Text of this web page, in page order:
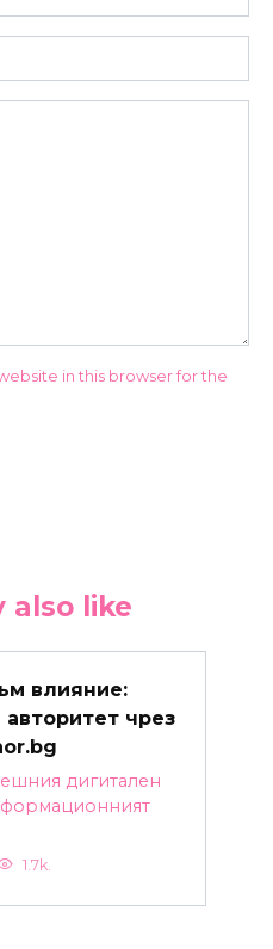
in this browser for the
also like
влияние:
чрез
дигитален
1.7k.